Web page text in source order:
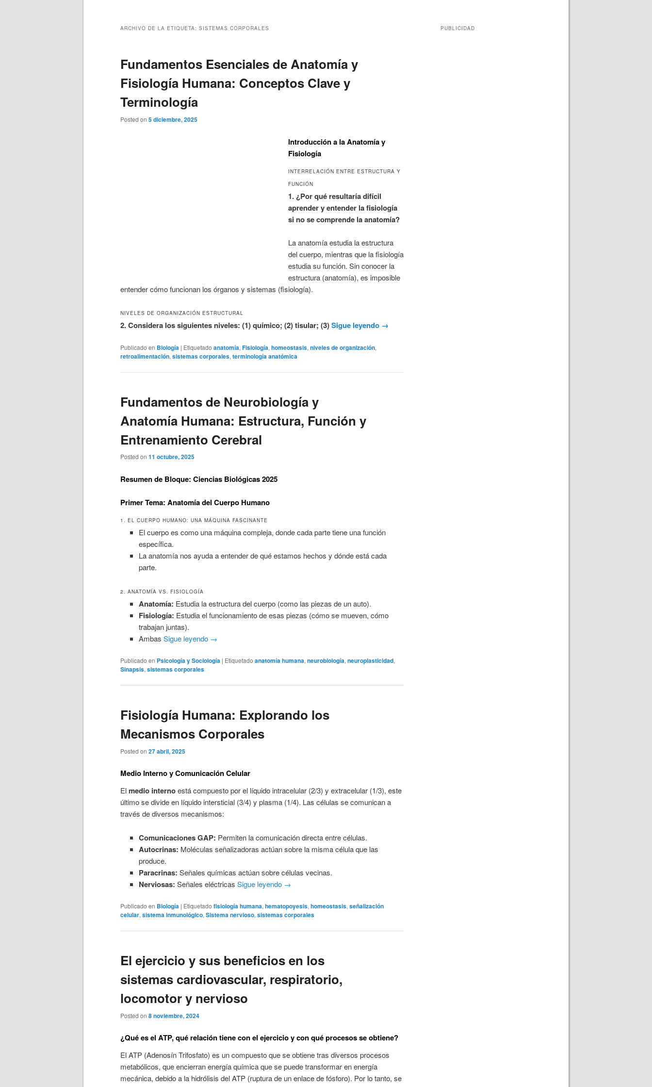
ARCHIVO DE LA ETIQUETA: SISTEMAS CORPORALES
Fundamentos Esenciales de Anatomía y
Fisiología Humana: Conceptos Clave y
Terminología
Posted on 5 diciembre, 2025
Introducción a la Anatomía y
Fisiología
INTERRELACIÓN ENTRE ESTRUCTURA Y
FUNCIÓN
1. ¿Por qué resultaría difícil
aprender y entender la fisiología
si no se comprende la anatomía?
La anatomía estudia la estructura
del cuerpo, mientras que la fisiología
estudia su función. Sin conocer la
estructura (anatomía), es imposible
entender cómo funcionan los órganos y sistemas (fisiología).
NIVELES DE ORGANIZACIÓN ESTRUCTURAL
2. Considera los siguientes niveles: (1) químico; (2) tisular; (3)Sigue leyendo →
Publicado en Biología | Etiquetado anatomía, Fisiología, homeostasis, niveles de organización,
retroalimentación, sistemas corporales, terminología anatómica
Fundamentos de Neurobiología y
Anatomía Humana: Estructura, Función y
Entrenamiento Cerebral
Posted on 11 octubre, 2025
Resumen de Bloque: Ciencias Biológicas 2025
Primer Tema: Anatomía del Cuerpo Humano
1. EL CUERPO HUMANO: UNA MÁQUINA FASCINANTE
El cuerpo es como una máquina compleja, donde cada parte tiene una función
específica.
La anatomía nos ayuda a entender de qué estamos hechos y dónde está cada
parte.
2. ANATOMÍA VS. FISIOLOGÍA
Anatomía: Estudia la estructura del cuerpo (como las piezas de un auto).
Fisiología: Estudia el funcionamiento de esas piezas (cómo se mueven, cómo
trabajan juntas).
Ambas Sigue leyendo →
Publicado en Psicología y Sociología | Etiquetado anatomía humana, neurobiología, neuroplasticidad,
Sinapsis, sistemas corporales
Fisiología Humana: Explorando los
Mecanismos Corporales
Posted on 27 abril, 2025
Medio Interno y Comunicación Celular
El medio internoestá compuesto por el líquido intracelular (2/3) y extracelular (1/3), este
último se divide en líquido intersticial (3/4) y plasma (1/4). Las células se comunican a
través de diversos mecanismos:
Comunicaciones GAP: Permiten la comunicación directa entre células.
Autocrinas: Moléculas señalizadoras actúan sobre la misma célula que las
produce.
Paracrinas: Señales químicas actúan sobre células vecinas.
Nerviosas: Señales eléctricas Sigue leyendo →
Publicado en Biología | Etiquetado fisiología humana, hematopoyesis, homeostasis, señalización
celular, sistema inmunológico, Sistema nervioso, sistemas corporales
El ejercicio y sus beneficios en los
sistemas cardiovascular, respiratorio,
locomotor y nervioso
Posted on 8 noviembre, 2024
¿Qué es el ATP, qué relación tiene con el ejercicio y con qué procesos se obtiene?
El ATP (Adenosín Trifosfato) es un compuesto que se obtiene tras diversos procesos
metabólicos, que encierran energía química que se puede transformar en energía
mecánica, debido a la hidrólisis del ATP (ruptura de un enlace de fósforo). Por lo tanto, se
PUBLICIDAD